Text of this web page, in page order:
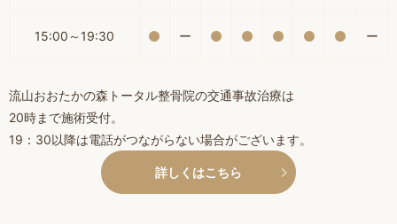
15:00～19:30 ー ー
流山おおたかの森トータル整骨院の交通事故治療は
20時まで施術受付。
19：30以降は電話がつながらない場合がございます。
詳しくはこちら